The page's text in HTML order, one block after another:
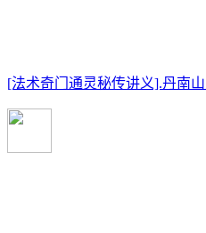
[法术奇门通灵秘传讲义].丹南